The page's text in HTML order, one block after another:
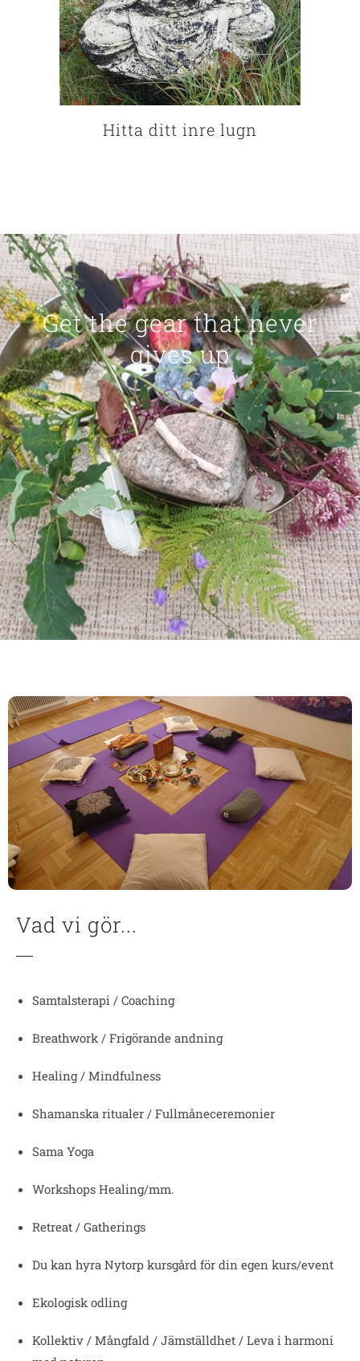
Hitta ditt inre lugn
Get the gear that never
gives up
Vad vi gör...
Samtalsterapi / Coaching
Breathwork / Frigörande andning
Healing / Mindfulness
Shamanska ritualer / Fullmåneceremonier
Sama Yoga
Workshops Healing/mm.
Retreat / Gatherings
Du kan hyra Nytorp kursgård för din egen kurs/event
Ekologisk odling
Kollektiv / Mångfald / Jämställdhet / Leva i harmoni